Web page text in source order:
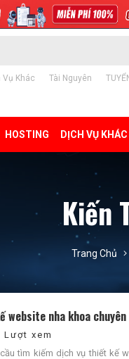
Vụ Khác Tài Nguyên
HOSTING DỊCH VỤ KHÁC
Kiến
Trang Chủ
website nha khoa chuyên
Lượt xem
tìm kiếm dịch vụ thiết kế